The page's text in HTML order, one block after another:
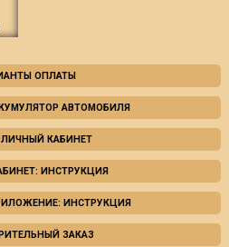
ОПЛАТЫ
АВТОМОБИЛЯ
КАБИНЕТ
ИНСТРУКЦИЯ
ИНСТРУКЦИЯ
ЗАКАЗ